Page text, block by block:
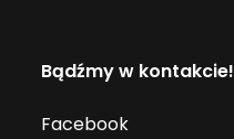
Bądźmy w kontakcie!
Facebook